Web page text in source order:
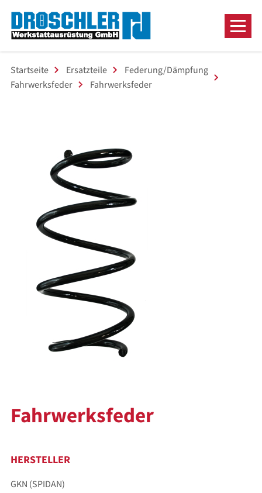
Startseite Ersatzteile
Federung/Dämpfung
Fahrwerksfeder
Fahrwerksfeder
Fahrwerksfeder
HERSTELLER
GKN (SPIDAN)